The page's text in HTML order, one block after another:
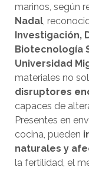
marinos, según
Nadal ,
Investigación,
Biotecnología
Universidad
materiales no
disruptores
capaces de
Presentes en
cocina, pueden
naturales y
la fertilidad, el